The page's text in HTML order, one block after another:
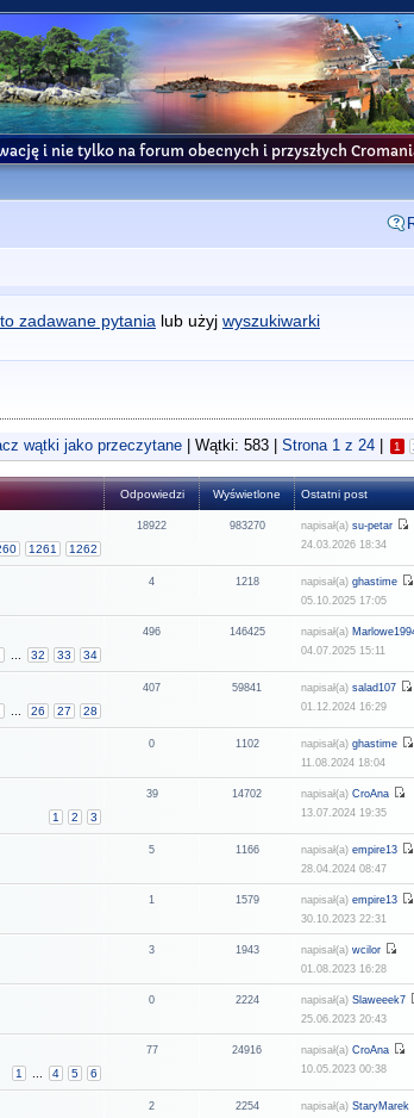
i nie tylko na forum obecnych i przyszłych
zadawane pytania lub użyj wyszukiwarki
wątki jako przeczytane| Wątki: 583 | Strona 1z 24| 1
Odpowiedzi Wyświetlone Ostatni post
1261 1262
18922 983270 napisał(a) su-petar
24.03.2026 18:34
4 1218 napisał(a) ghastime
05.10.2025 17:05
32 33 34
496 146425 napisał(a)
04.07.2025 15:11
26 27 28
407 59841 napisał(a) salad107
01.12.2024 16:29
0 1102 napisał(a) ghastime
11.08.2024 18:04
1 2 3
39 14702 napisał(a) CroAna
13.07.2024 19:35
5 1166 napisał(a) empire13
28.04.2024 08:47
1 1579 napisał(a) empire13
30.10.2023 22:31
3 1943 napisał(a) wcilor
01.08.2023 16:28
0 2224 napisał(a) Slaweeek7
25.06.2023 20:43
1 4 5 6
77 24916 napisał(a) CroAna
10.05.2023 00:38
2 2254 napisał(a) StaryMarek